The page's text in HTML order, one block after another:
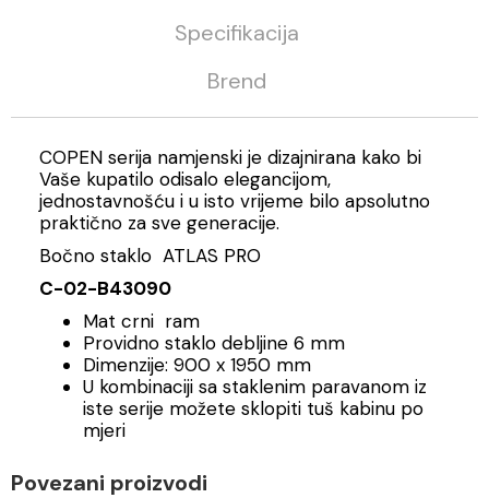
Specifikacija
Brend
COPEN serija namjenski je dizajnirana kako bi
Vaše kupatilo odisalo elegancijom,
jednostavnošću i u isto vrijeme bilo apsolutno
praktično za sve generacije.
Bočno staklo ATLAS PRO
C-02-B43090
Mat crni ram
Providno staklo debljine 6 mm
Dimenzije: 900 x 1950 mm
U kombinaciji sa staklenim paravanom iz
iste serije možete sklopiti tuš kabinu po
mjeri
Povezani proizvodi